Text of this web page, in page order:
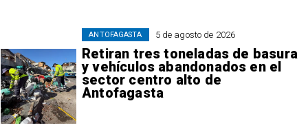
5 de agosto de 2026
Retiran tres toneladas de basura
y vehículos abandonados en el
sector centro alto de
Antofagasta
ANTOFAGASTA